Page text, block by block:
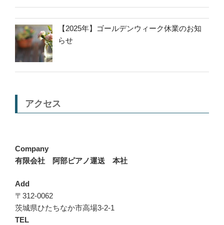
【2025年】ゴールデンウィーク休業のお知
らせ
アクセス
Company
有限会社 阿部ピアノ運送 本社
Add
〒312-0062
茨城県ひたちなか市高場3-2-1
TEL